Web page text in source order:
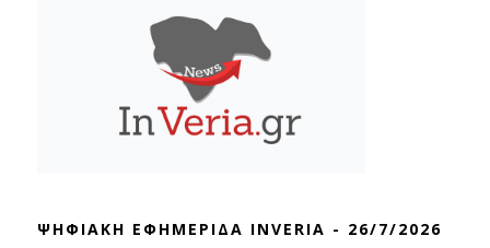
ΨΗΦΙΑΚΗ ΕΦΗΜΕΡΙΔΑ INVERIA - 26/7/2026